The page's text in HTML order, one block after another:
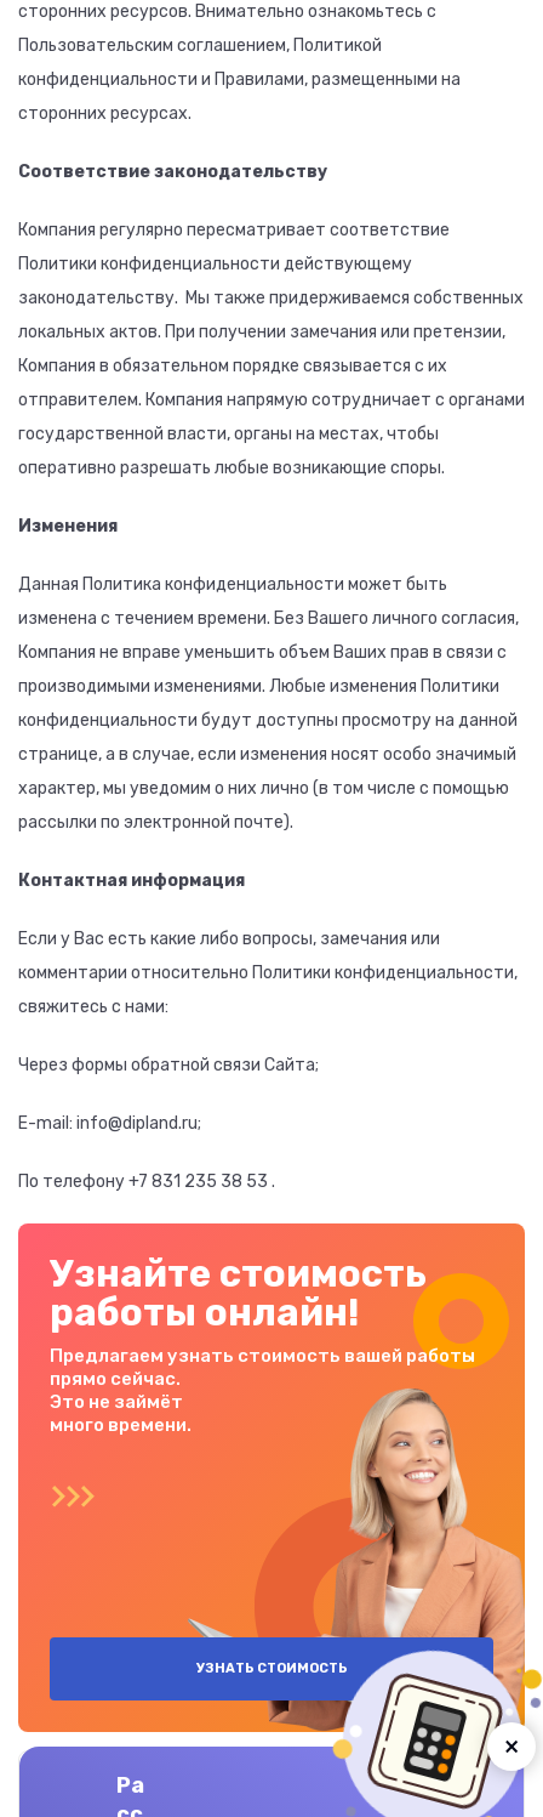
сторонних ресурсов. Внимательно ознакомьтесь с
Пользовательским соглашением, Политикой
конфиденциальности и Правилами, размещенными на
сторонних ресурсах.
Соответствие законодательству
Компания регулярно пересматривает соответствие
Политики конфиденциальности действующему
законодательству. Мы также придерживаемся собственных
локальных актов. При получении замечания или претензии,
Компания в обязательном порядке связывается с их
отправителем. Компания напрямую сотрудничает с органами
государственной власти, органы на местах, чтобы
оперативно разрешать любые возникающие споры.
Изменения
Данная Политика конфиденциальности может быть
изменена с течением времени. Без Вашего личного согласия,
Компания не вправе уменьшить объем Ваших прав в связи с
производимыми изменениями. Любые изменения Политики
конфиденциальности будут доступны просмотру на данной
странице, а в случае, если изменения носят особо значимый
характер, мы уведомим о них лично (в том числе с помощью
рассылки по электронной почте).
Контактная информация
Если у Вас есть какие либо вопросы, замечания или
комментарии относительно Политики конфиденциальности,
свяжитесь с нами:
Через формы обратной связи Сайта;
E-mail: info@dipland.ru;
По телефону +7 831 235 38 53 .
Узнайте стоимость
работы онлайн!
Предлагаем узнать стоимость вашей работы
прямо сейчас.
Это не займёт
много времени.
УЗНАТЬ СТОИМОСТЬ
Наши гарантии:
Ра
×